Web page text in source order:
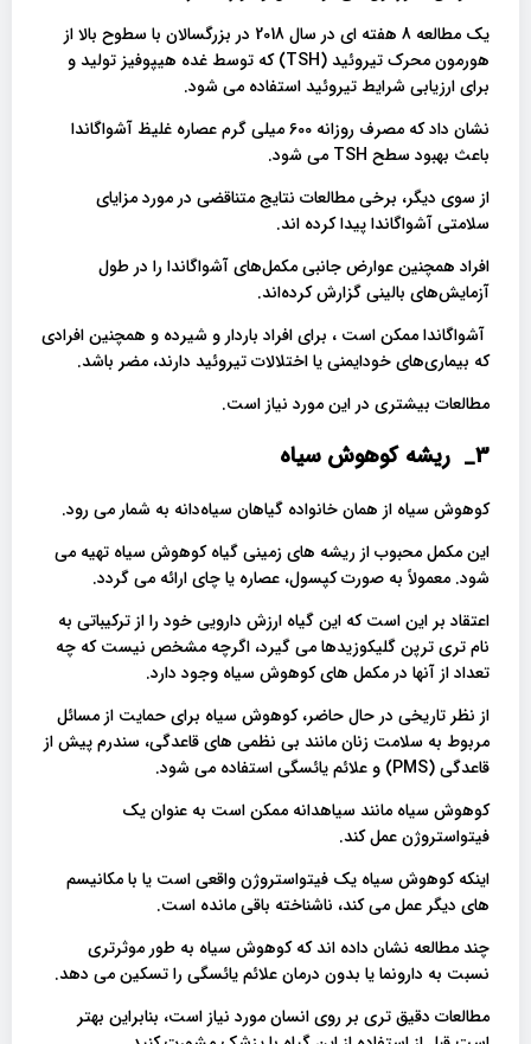
یک مطالعه 8 هفته ای در سال 2018 در بزرگسالان با سطوح بالا از
هورمون محرک تیروئید (TSH) که توسط غده هیپوفیز تولید و
برای ارزیابی شرایط تیروئید استفاده می شود.
نشان داد که مصرف روزانه 600 میلی گرم عصاره غلیظ آشواگاندا
باعث بهبود سطح TSH می شود.
از سوی دیگر، برخی مطالعات نتایج متناقضی در مورد مزایای
سلامتی آشواگاندا پیدا کرده اند.
افراد همچنین عوارض جانبی مکمل‌های آشواگاندا را در طول
آزمایش‌های بالینی گزارش کرده‌اند.
آشواگاندا ممکن است ، برای افراد باردار و شیرده و همچنین افرادی
که بیماری‌های خودایمنی یا اختلالات تیروئید دارند، مضر باشد.
مطالعات بیشتری در این مورد نیاز است.
3_ ریشه کوهوش سیاه
کوهوش سیاه از همان خانواده گیاهان سیاه‌دانه به شمار می رود.
این مکمل محبوب از ریشه های زمینی گیاه کوهوش سیاه تهیه می
شود. معمولاً به صورت کپسول، عصاره یا چای ارائه می گردد.
اعتقاد بر این است که این گیاه ارزش دارویی خود را از ترکیباتی به
نام تری ترپن گلیکوزیدها می گیرد، اگرچه مشخص نیست که چه
تعداد از آنها در مکمل های کوهوش سیاه وجود دارد.
از نظر تاریخی در حال حاضر، کوهوش سیاه برای حمایت از مسائل
مربوط به سلامت زنان مانند بی نظمی های قاعدگی، سندرم پیش از
قاعدگی (PMS) و علائم یائسگی استفاده می شود.
کوهوش سیاه مانند سیاهدانه ممکن است به عنوان یک
فیتواستروژن عمل کند.
اینکه کوهوش سیاه یک فیتواستروژن واقعی است یا با مکانیسم
های دیگر عمل می کند، ناشناخته باقی مانده است.
چند مطالعه نشان داده اند که کوهوش سیاه به طور موثرتری
نسبت به دارونما یا بدون درمان علائم یائسگی را تسکین می دهد.
مطالعات دقیق تری بر روی انسان مورد نیاز است، بنابراین بهتر